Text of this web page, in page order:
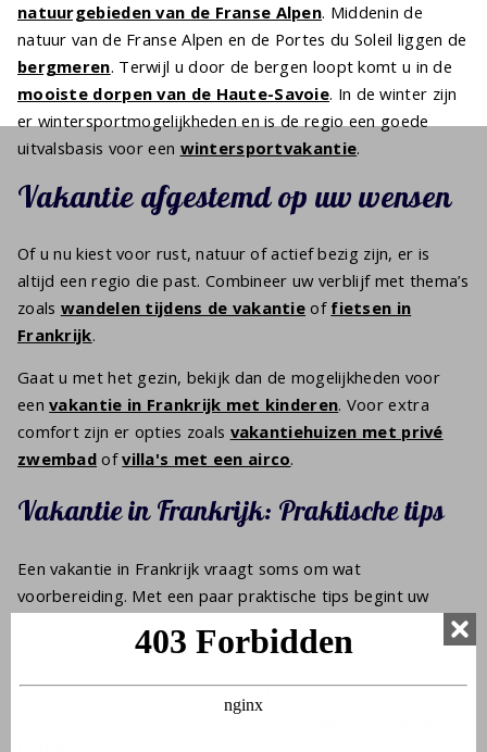
natuurgebieden van de Franse Alpen. Middenin de
natuur van de Franse Alpen en de Portes du Soleil liggen de
bergmeren. Terwijl u door de bergen loopt komt u in de
mooiste dorpen van de Haute-Savoie. In de winter zijn
er wintersportmogelijkheden en is de regio een goede
uitvalsbasis voor een wintersportvakantie.
Vakantie afgestemd op uw wensen
Of u nu kiest voor rust, natuur of actief bezig zijn, er is
altijd een regio die past. Combineer uw verblijf met thema’s
zoals wandelen tijdens de vakantie of fietsen in
Frankrijk.
Gaat u met het gezin, bekijk dan de mogelijkheden voor
eenvakantie in Frankrijk met kinderen. Voor extra
comfort zijn er opties zoals vakantiehuizen met privé
zwembad ofvilla's met een airco.
Vakantie in Frankrijk: Praktische tips
Een vakantie in Frankrijk vraagt soms om wat
voorbereiding. Met een paar praktische tips begint uw
supermarkten, van grote ketens tot kleine dorpswinkels.
Bekijk vooraf waar u terecht kunt via